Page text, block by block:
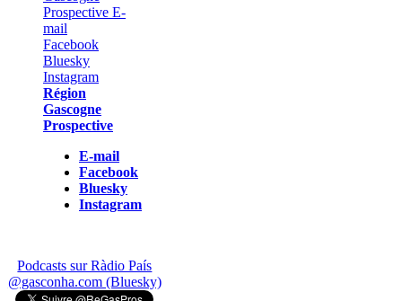
Région
Gascogne
Prospective
E-mail
Facebook
Bluesky
Instagram
Podcasts sur Ràdio País
@gasconha.com (Bluesky)